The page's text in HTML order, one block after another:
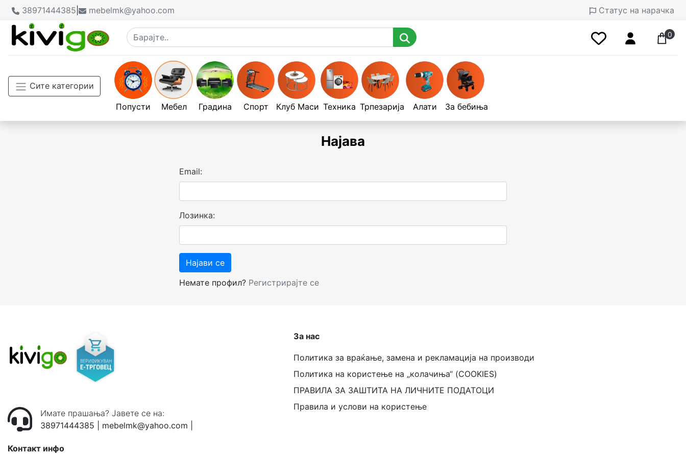
38971444385 mebelmk@yahoo.com Статус на нарачка
0
Сите категории
Попусти Мебел Градина Спорт Клуб Маси Техника Трпезарија Алати За бебиња
Најава
Email:
Лозинка:
Најави се
Немате профил? Регистрирајте се
Имате прашања? Јавете се на:
38971444385
mebelmk@yahoo.com
Контакт инфо
За нас
Политика за враќање, замена и рекламација на производи
Политика на користење на „колачиња“ (COOKIES)
ПРАВИЛА ЗА ЗАШТИТА НА ЛИЧНИТЕ ПОДАТОЦИ
Правила и услови на користење